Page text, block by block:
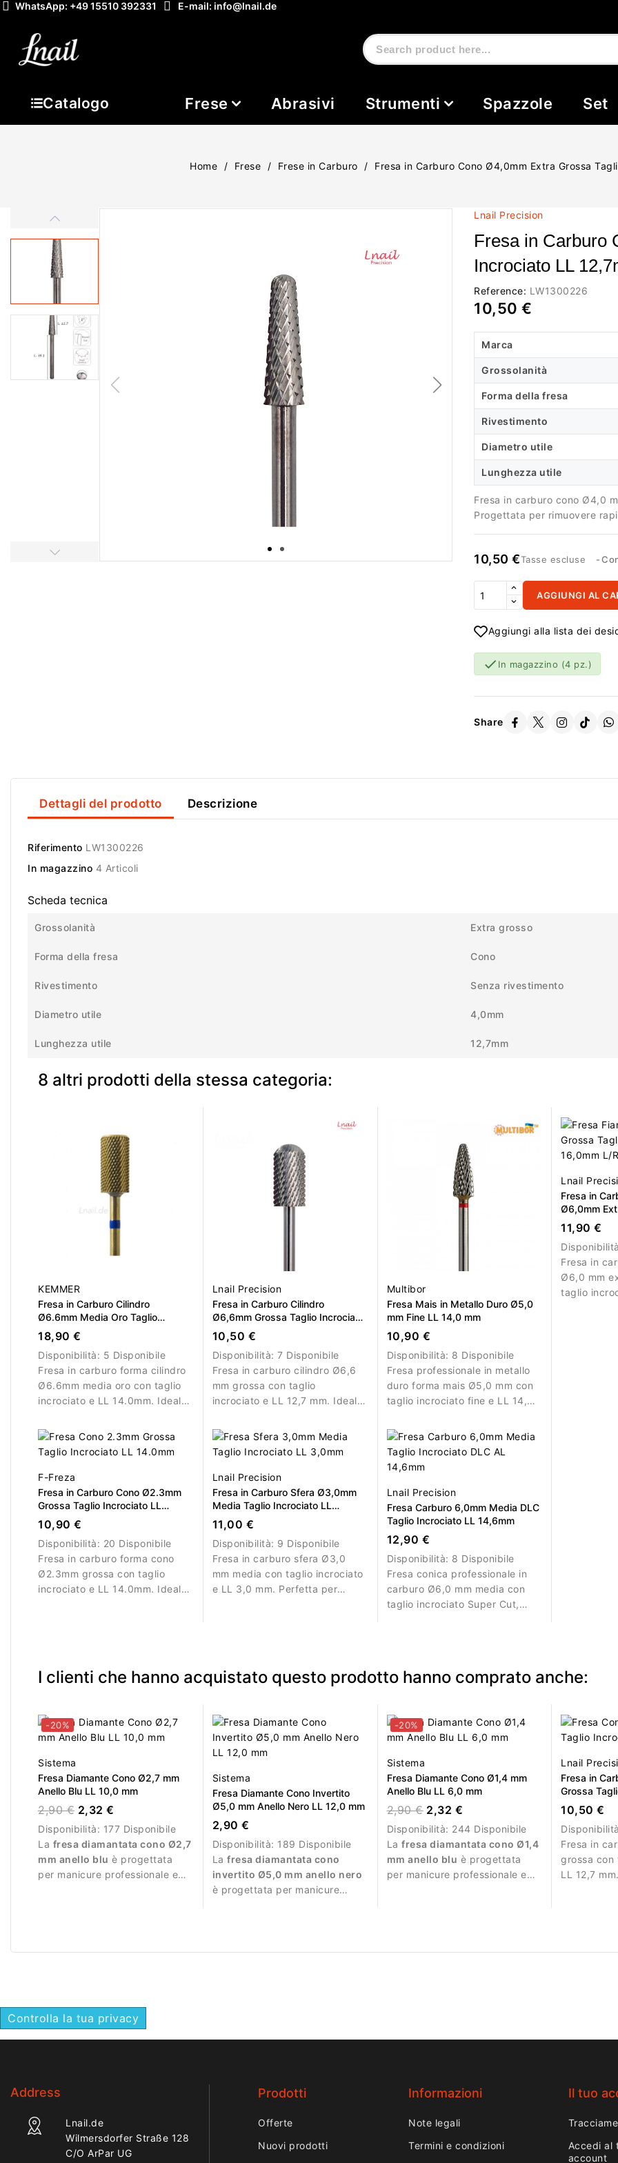
WhatsApp: +49 15510 392331 E-mail: info@lnail.de
Catalogo Frese Abrasivi Strumenti Spazzole Set
Home Frese Frese in Carburo Fresa in Carburo Cono Ø4,0mm Extra Grossa
Lnail Precision
Fresa in Carburo
Incrociato LL
Reference: LW1300226
10,50 €
Marca
Grossolanità
Forma della fresa
Rivestimento
Diametro utile
Lunghezza utile
Fresa in carburo cono Ø4,0
Progettata per rimuovere
10,50 €Tasse escluse
AGGIUNGI AL
Aggiungi alla lista dei
 In magazzino (4 pz.)
Share
Dettagli del prodotto Descrizione
Riferimento LW1300226
In magazzino 4 Articoli
Scheda tecnica
Grossolanità Extra grosso
Forma della fresa Cono
Rivestimento Senza rivestimento
Diametro utile 4,0mm
Lunghezza utile 12,7mm
8 altri prodotti della stessa categoria:
KEMMER
Fresa in Carburo Cilindro
Ø6.6mm Media Oro Taglio
Incrociato LL 14.0mm
18,90 €
Disponibilità: 5 Disponibile
Fresa in carburo forma cilindro
Ø6.6mm media oro con taglio
incrociato e LL 14.0mm. Ideale
materiale.
Lnail Precision
Fresa in Carburo Cilindro
Ø6,6mm Grossa Taglio Incrociato
LL 12,7mm L/R
10,50 €
Disponibilità:7 Disponibile
Fresa in carburo cilindro Ø6,6
mm grossa con taglio
incrociato e LL 12,7 mm. Ideale
materiale.
Multibor
Fresa Mais in Metallo Duro Ø5,0
mm Fine LL 14,0 mm
10,90 €
Disponibilità: 8 Disponibile
Fresa professionale in metallo
duro forma mais Ø5,0 mm con
taglio incrociato fine e LL 14,0
rifinitura precisa.
Lnail
Fresa in
Ø6,0mm
Incrociato
11,90 €
Fresa in
Ø6,0 mm
taglio
F-Freza
Fresa in Carburo Cono Ø2.3mm
Grossa Taglio Incrociato LL
14.0mm
10,90 €
Disponibilità: 20 Disponibile
Fresa in carburo forma cono
Ø2.3mm grossa con taglio
incrociato e LL 14.0mm. Ideale
Lnail Precision
Fresa in Carburo Sfera Ø3,0mm
Media Taglio Incrociato LL
3,0mm
11,00 €
Disponibilità: 9 Disponibile
Fresa in carburo sfera Ø3,0
mm media con taglio incrociato
e LL 3,0 mm. Perfetta per
Lnail Precision
Fresa Carburo 6,0mm Media DLC
Taglio Incrociato LL 14,6mm
12,90 €
Disponibilità: 8 Disponibile
Fresa conica professionale in
carburo Ø6,0 mm media con
taglio incrociato Super Cut,
I clienti che hanno acquistato questo prodotto hanno comprato anche:
-20%
Sistema
Fresa Diamante Cono Ø2,7 mm
Anello Blu LL 10,0 mm
2,90 € 2,32 €
Disponibilità: 177 Disponibile
La fresa diamantata cono Ø2,7
mm anello blu è progettata
per manicure professionale e
Sistema
Fresa Diamante Cono Invertito
Ø5,0 mm Anello Nero LL 12,0 mm
2,90 €
Disponibilità: 189 Disponibile
Lafresa diamantata cono
invertito Ø5,0 mm anello nero
è progettata per manicure
-20%
Sistema
Fresa Diamante Cono Ø1,4 mm
Anello Blu LL 6,0 mm
2,90 € 2,32 €
Disponibilità: 244 Disponibile
Lafresa diamantata cono Ø1,4
mm anello blu è progettata
per manicure professionale e
Lnail
Fresa in
Grossa
12,7mm
10,50 €
Fresa in
grossa con
LL 12,7
Controlla la tua privacy
Address
Lnail.de
Wilmersdorfer Straße 128
C/O ArPar UG
Prodotti
Offerte
Nuovi prodotti
Informazioni
Note legali
Termini e condizioni
Il tuo
Accedi al
account